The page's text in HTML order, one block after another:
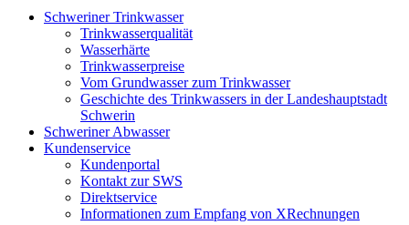
Schweriner Trinkwasser
Trinkwasserqualität
Wasserhärte
Trinkwasserpreise
Vom Grundwasser zum Trinkwasser
Geschichte des Trinkwassers in der Landeshauptstadt
Schwerin
Schweriner Abwasser
Kundenservice
Kundenportal
Kontakt zur SWS
Direktservice
Informationen zum Empfang von XRechnungen